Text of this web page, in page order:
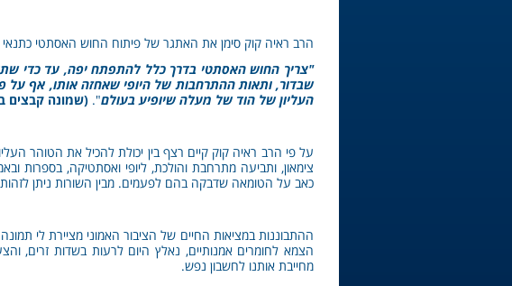
הרב ראיה קוק סימן את האתגר של פיתוח החוש האסתטי כתנאי
"צריך החוש האסתטי בדרך כלל להתפתח יפה, עד כדי
שבדור, ותאות ההתרחבות של היופי שאחזה אותו, אף על
העליון של הוד של מעלה שיופיע בעולם". (שמונה קבצים
על פי הרב ראיה קוק קיים רצף בין יכולת להכיל את הטוהר
צימאון, ותביעה מתרחבת והולכת, ליופי ואסתטיקה, בספרות
כאב על הטומאה שדבקה בהם לפעמים. מבין השורות ניתן
ההתבוננות במציאות החיים של הציבור האמוני מציירת לי
הצמא לחומרים אמנותיים, נאלץ היום לרעות בשדות זרים,
מחייבת אותנו לחשבון נפש.